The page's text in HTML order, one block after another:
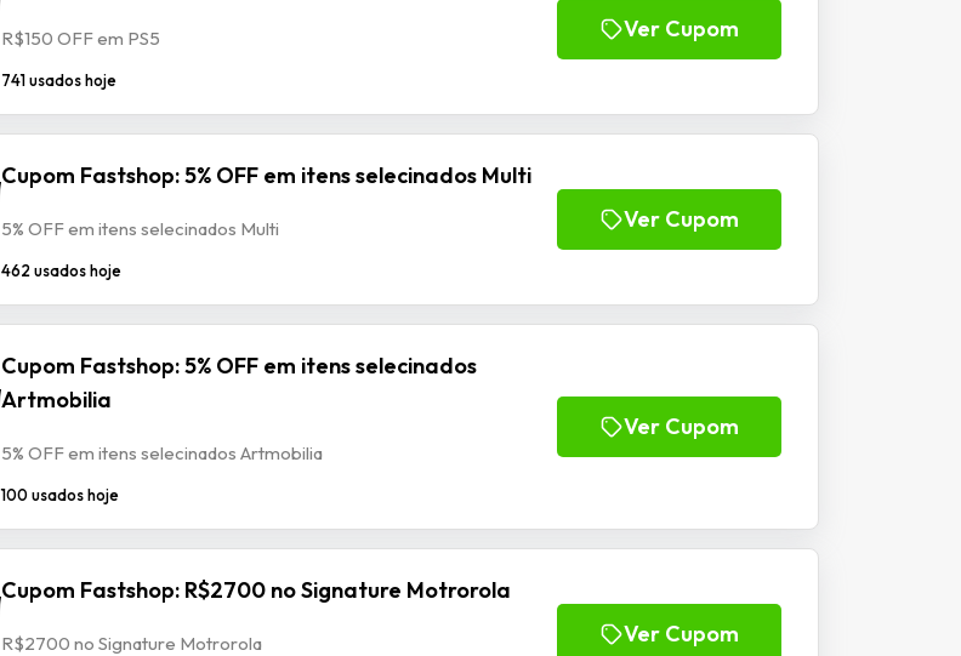
R$150 OFF em PS5
741 usados hoje
Ver Cupom
Cupom Fastshop: 5% OFF em itens selecinados Multi
5% OFF em itens selecinados Multi
462 usados hoje
Ver Cupom
Cupom Fastshop: 5% OFF em itens selecinados
Artmobilia
5% OFF em itens selecinados Artmobilia
100 usados hoje
Ver Cupom
Cupom Fastshop: R$2700 no Signature Motrorola
R$2700 no Signature Motrorola Ver Cupom